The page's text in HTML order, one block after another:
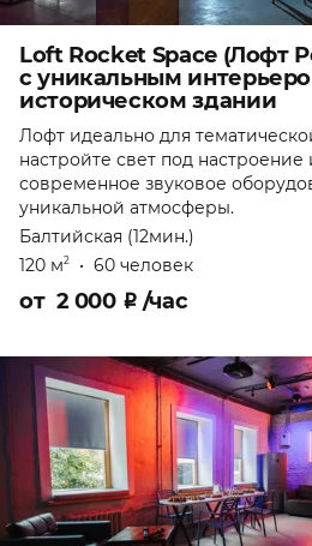
Loft Rocket Space (Лофт
с уникальным
историческом здании
Лофт идеально для
настройте свет под настроение
современное звуковое
уникальной атмосферы.
Балтийская (12мин.)
120 м2 • 60 человек
от 2 000 ₽ /час